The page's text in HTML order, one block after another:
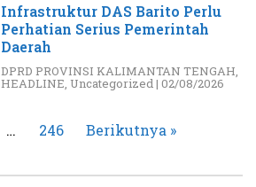
Infrastruktur DAS Barito Perlu
Perhatian Serius Pemerintah
Daerah
DPRD PROVINSI KALIMANTAN TENGAH,
HEADLINE, Uncategorized| 02/08/2026
… 246 Berikutnya »